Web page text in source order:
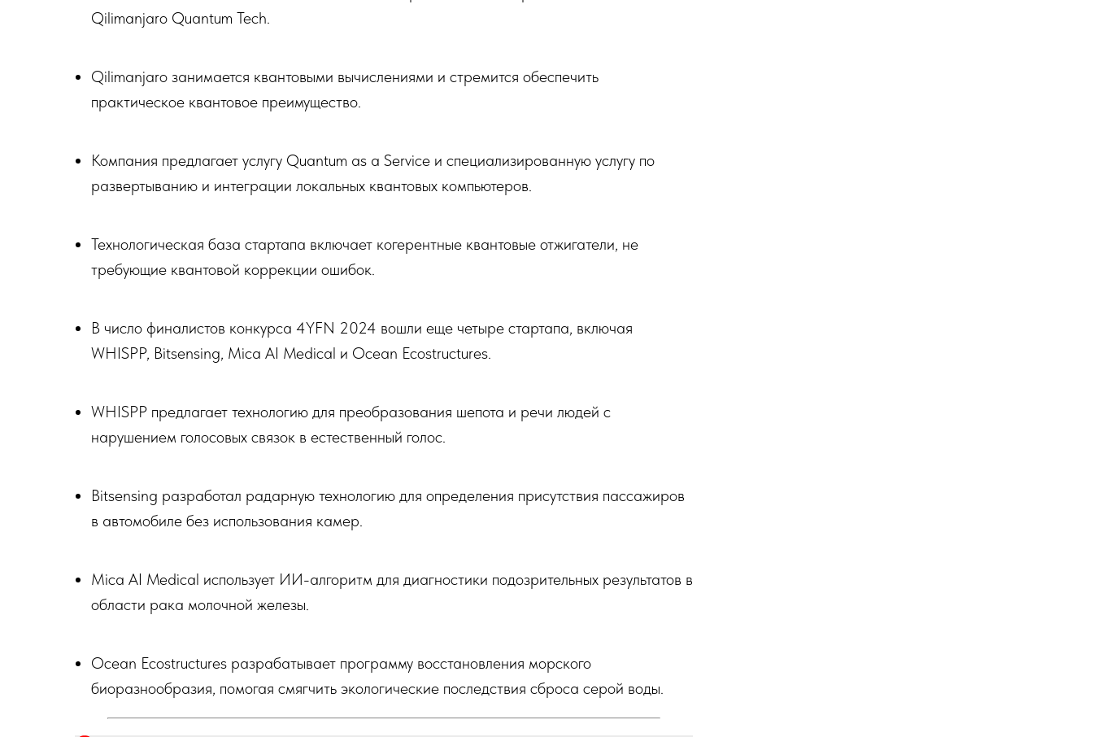
Qilimanjaro Quantum Tech.
Qilimanjaro занимается квантовыми вычислениями и стремится обеспечить
практическое квантовое преимущество.
Компания предлагает услугу Quantum as a Service и специализированную услугу по
развертыванию и интеграции локальных квантовых компьютеров.
Технологическая база стартапа включает когерентные квантовые отжигатели, не
требующие квантовой коррекции ошибок.
В число финалистов конкурса 4YFN 2024 вошли еще четыре стартапа, включая
WHISPP, Bitsensing, Mica AI Medical и Ocean Ecostructures.
WHISPP предлагает технологию для преобразования шепота и речи людей с
нарушением голосовых связок в естественный голос.
Bitsensing разработал радарную технологию для определения присутствия пассажиров
в автомобиле без использования камер.
Mica AI Medical использует ИИ-алгоритм для диагностики подозрительных результатов в
области рака молочной железы.
Ocean Ecostructures разрабатывает программу восстановления морского
биоразнообразия, помогая смягчить экологические последствия сброса серой воды.